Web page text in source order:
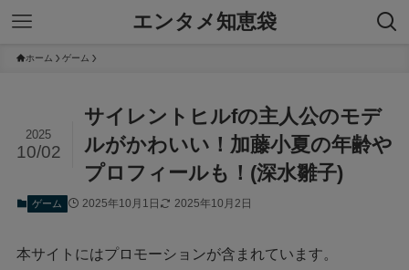
エンタメ知恵袋
ホーム ゲーム
サイレントヒルfの主人公のモデ
ルがかわいい！加藤小夏の年齢や
プロフィールも！(深水雛子)
2025
10/02
ゲーム 2025年10月1日 2025年10月2日
本サイトにはプロモーションが含まれています。